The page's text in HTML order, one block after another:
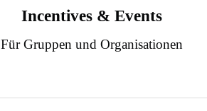
Incentives & Events
Für Gruppen und Organisationen